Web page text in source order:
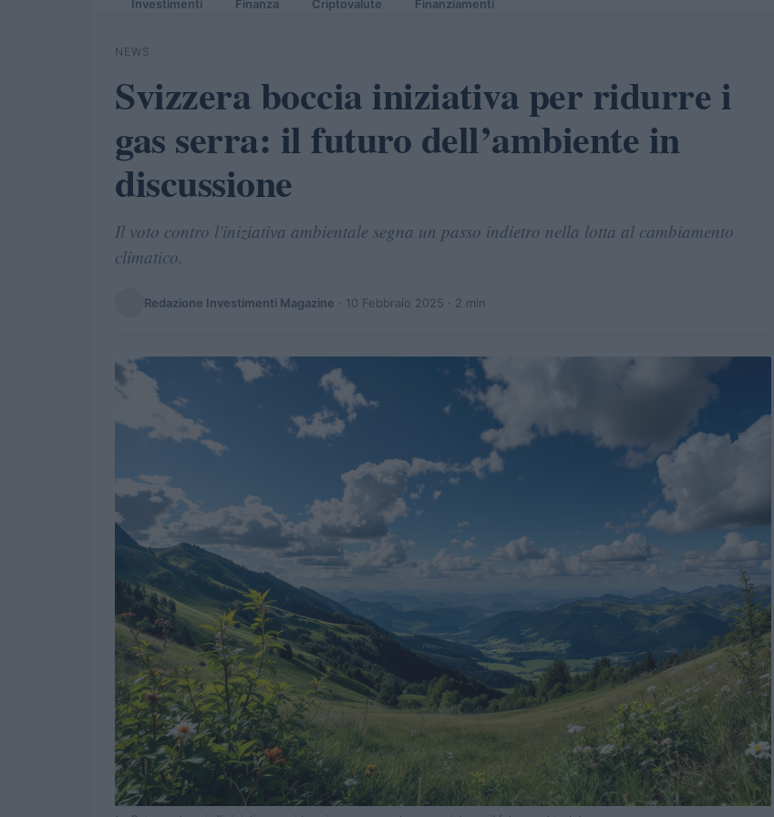
Investimenti Finanza Criptovalute Finanziamenti
NEWS
Svizzera boccia iniziativa per ridurre i
gas serra: il futuro dell’ambiente in
discussione
Il voto contro l'iniziativa ambientale segna un passo indietro nella lotta al cambiamento
climatico.
Redazione Investimenti Magazine · 10 Febbraio 2025 · 2 min